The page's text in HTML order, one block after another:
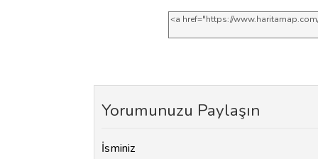
Yorumunuzu Paylaşın
İsminiz